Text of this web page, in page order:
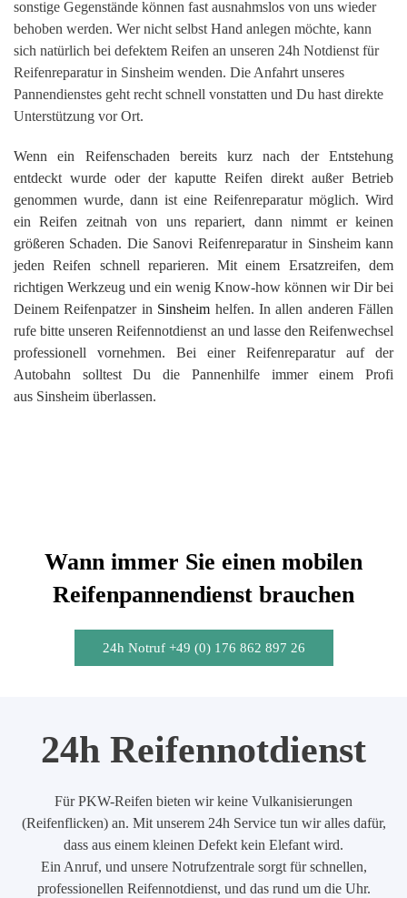
sonstige Gegenstände können fast ausnahmslos von uns wieder
behoben werden. Wer nicht selbst Hand anlegen möchte, kann
sich natürlich bei defektem Reifen an unseren 24h Notdienst für
Reifenreparatur in Sinsheim wenden. Die Anfahrt unseres
Pannendienstes geht recht schnell vonstatten und Du hast direkte
Unterstützung vor Ort.
Wenn ein Reifenschaden bereits kurz nach der Entstehung
entdeckt wurde oder der kaputte Reifen direkt außer Betrieb
genommen wurde, dann ist eine Reifenreparatur möglich. Wird
ein Reifen zeitnah von uns repariert, dann nimmt er keinen
größeren Schaden. Die Sanovi Reifenreparatur in Sinsheim kann
jeden Reifen schnell reparieren. Mit einem Ersatzreifen, dem
richtigen Werkzeug und ein wenig Know-how können wir Dir bei
Deinem Reifenpatzer in Sinsheim helfen. In allen anderen Fällen
rufe bitte unseren Reifennotdienst an und lasse den Reifenwechsel
professionell vornehmen. Bei einer Reifenreparatur auf der
Autobahn solltest Du die Pannenhilfe immer einem Profi
aus Sinsheim überlassen.
Wann immer Sie einen mobilen
Reifenpannendienst brauchen
24h Notruf +49 (0) 176 862 897 26
24h Reifennotdienst
Für PKW-Reifen bieten wir keine Vulkanisierungen
(Reifenflicken) an. Mit unserem 24h Service tun wir alles dafür,
dass aus einem kleinen Defekt kein Elefant wird.
Ein Anruf, und unsere Notrufzentrale sorgt für schnellen,
professionellen Reifennotdienst, und das rund um die Uhr.